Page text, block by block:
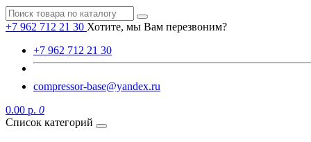
+7 962 712 21 30 Хотите, мы Вам перезвоним?
+7 962 712 21 30
compressor-base@yandex.ru
0.00 р. 0
Список категорий